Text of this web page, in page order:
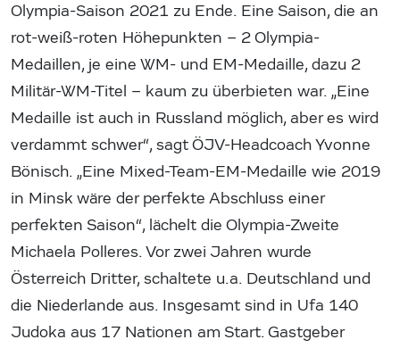
Olympia-Saison 2021 zu Ende. Eine Saison, die an
rot-weiß-roten Höhepunkten – 2 Olympia-
Medaillen, je eine WM- und EM-Medaille, dazu 2
Militär-WM-Titel – kaum zu überbieten war. „Eine
Medaille ist auch in Russland möglich, aber es wird
verdammt schwer“, sagt ÖJV-Headcoach Yvonne
Bönisch. „Eine Mixed-Team-EM-Medaille wie 2019
in Minsk wäre der perfekte Abschluss einer
perfekten Saison“, lächelt die Olympia-Zweite
Michaela Polleres. Vor zwei Jahren wurde
Österreich Dritter, schaltete u.a. Deutschland und
die Niederlande aus. Insgesamt sind in Ufa 140
Judoka aus 17 Nationen am Start. Gastgeber